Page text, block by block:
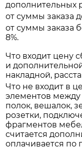
дополнительных
от суммы заказа
от суммы заказа
8%.
Что входит цену
и
накладной,
Что не входит в
элементов между
полок, вешалок,
розетки,
фрагментов
считается
оплачивается по